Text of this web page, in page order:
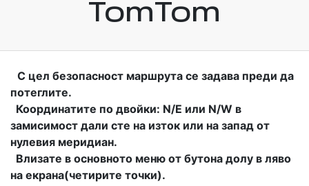
TomTom
С цел безопасност маршрута се задава преди да
потеглите.
Координатите по двойки: N/E или N/W в
замисимост дали сте на изток или на запад от
нулевия меридиан.
Влизате в основното меню от бутона долу в ляво
на екрана(четирите точки).